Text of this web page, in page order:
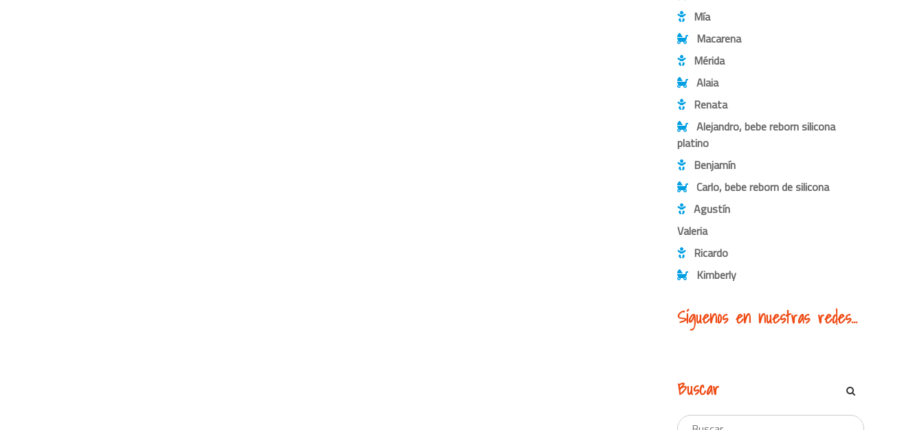
Mía
Macarena
Mérida
Alaia
Renata
Alejandro, bebe reborn silicona
platino
Benjamín
Carlo, bebe reborn de silicona
Agustín
Valeria
Ricardo
Kimberly
Síguenos en nuestras redes...
Buscar